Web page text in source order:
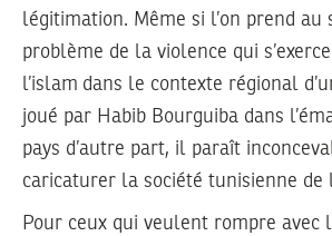
légitimation. Même si l’on prend au
problème de la violence qui
l’islam dans le contexte régional
joué par Habib Bourguiba dans
pays d’autre part, il paraît
caricaturer la société tunisienne de
Pour ceux qui veulent rompre avec